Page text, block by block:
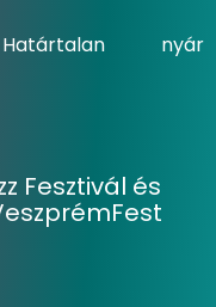
nyár
Fesztivál és